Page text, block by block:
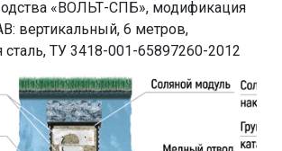
«ВОЛЬТ-СПБ», модификация
: вертикальный, 6 метров,
ТУ 3418-001-65897260-2012